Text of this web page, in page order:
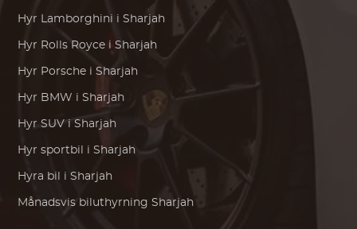
Hyr Lamborghini i Sharjah
Hyr Rolls Royce i Sharjah
Hyr Porsche i Sharjah
Hyr BMW i Sharjah
Hyr SUV i Sharjah
Hyr sportbil i Sharjah
Hyra bil i Sharjah
Månadsvis biluthyrning Sharjah